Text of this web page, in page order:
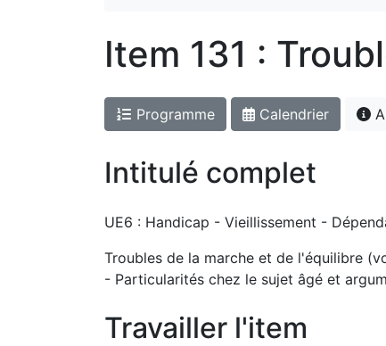
Item 131 :
Programme Calendrier
Intitulé complet
UE6 : Handicap - Vieillissement -
Troubles de la marche et de l'équilibre
- Particularités chez le sujet âgé et
Travailler l'item